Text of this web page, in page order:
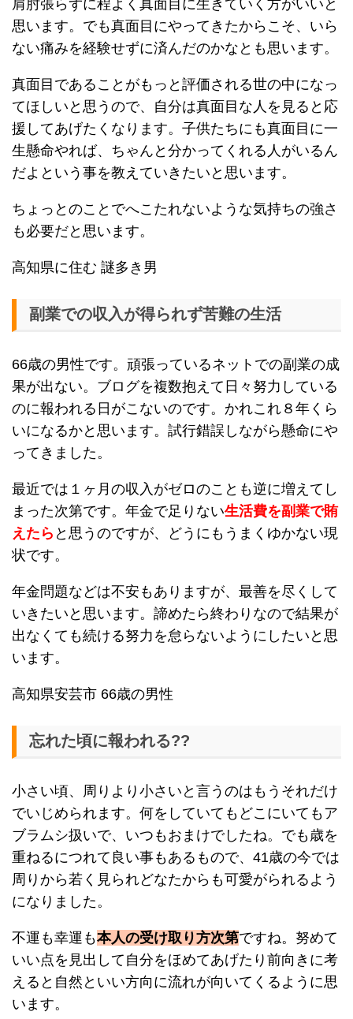
肩肘張らずに程よく真面目に生きていく方がいいと
思います。でも真面目にやってきたからこそ、いら
ない痛みを経験せずに済んだのかなとも思います。
真面目であることがもっと評価される世の中になっ
てほしいと思うので、自分は真面目な人を見ると応
援してあげたくなります。子供たちにも真面目に一
生懸命やれば、ちゃんと分かってくれる人がいるん
だよという事を教えていきたいと思います。
ちょっとのことでへこたれないような気持ちの強さ
も必要だと思います。
高知県に住む 謎多き男
副業での収入が得られず苦難の生活
66歳の男性です。頑張っているネットでの副業の成
果が出ない。ブログを複数抱えて日々努力している
のに報われる日がこないのです。かれこれ８年くら
いになるかと思います。試行錯誤しながら懸命にや
ってきました。
最近では１ヶ月の収入がゼロのことも逆に増えてし
まった次第です。年金で足りない生活費を副業で賄
えたら と思うのですが、どうにもうまくゆかない現
状です。
年金問題などは不安もありますが、最善を尽くして
いきたいと思います。諦めたら終わりなので結果が
出なくても続ける努力を怠らないようにしたいと思
います。
高知県安芸市 66歳の男性
忘れた頃に報われる??
小さい頃、周りより小さいと言うのはもうそれだけ
でいじめられます。何をしていてもどこにいてもア
ブラムシ扱いで、いつもおまけでしたね。でも歳を
重ねるにつれて良い事もあるもので、41歳の今では
周りから若く見られどなたからも可愛がられるよう
になりました。
不運も幸運も本人の受け取り方次第ですね。努めて
いい点を見出して自分をほめてあげたり前向きに考
えると自然といい方向に流れが向いてくるように思
います。